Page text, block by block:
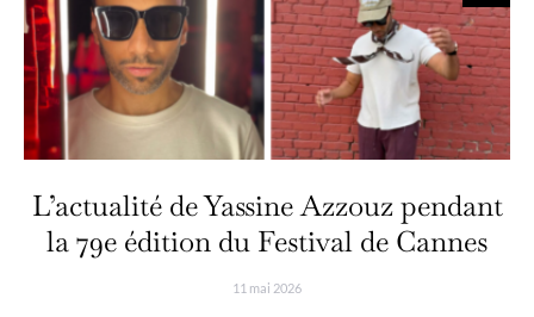
L’actualité de Yassine Azzouz pendant
la 79e édition du Festival de Cannes
11 mai 2026